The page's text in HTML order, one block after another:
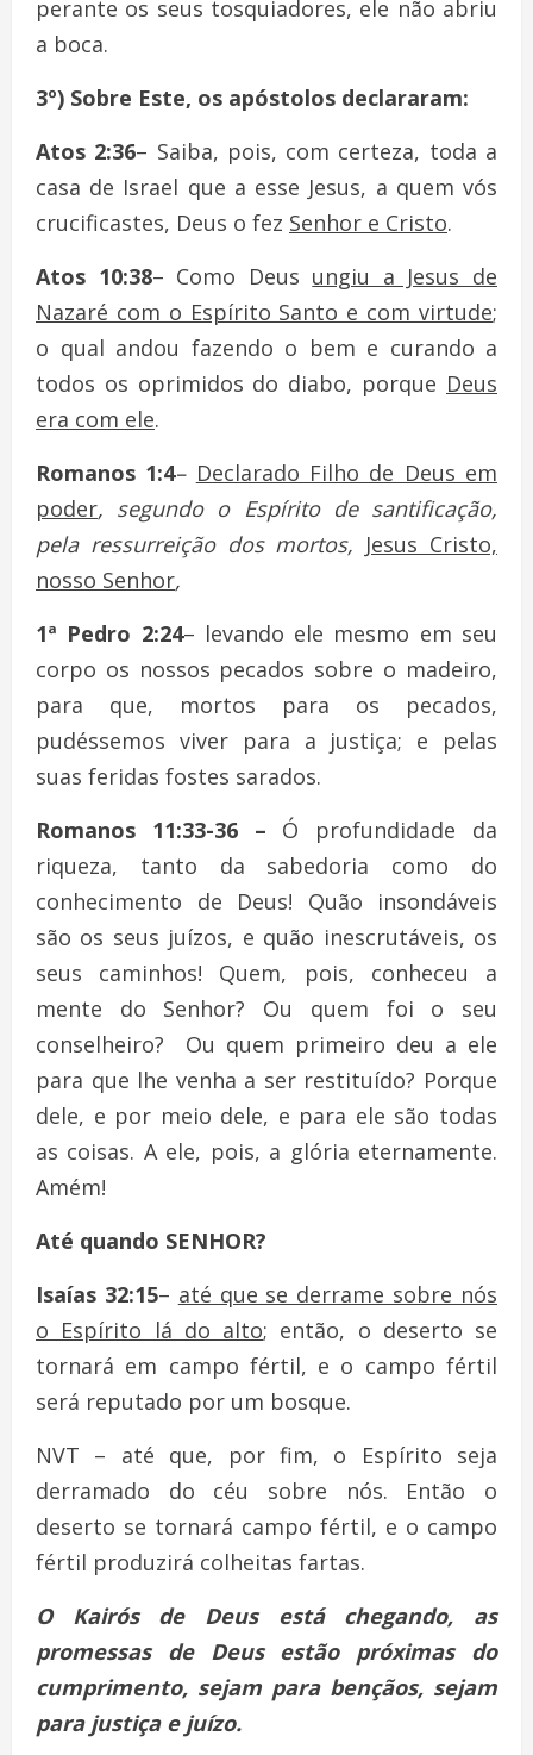
perante os seus tosquiadores, ele não abriu
a boca.
3º) Sobre Este, os apóstolos declararam:
Atos 2:36– Saiba, pois, com certeza, toda a
casa de Israel que a esse Jesus, a quem vós
crucificastes, Deus o fez Senhor e Cristo.
Atos 10:38– Como Deus ungiu a Jesus de
Nazaré com o Espírito Santo e com virtude;
o qual andou fazendo o bem e curando a
todos os oprimidos do diabo, porque Deus
era com ele.
Romanos 1:4– Declarado Filho de Deus em
poder, segundo o Espírito de santificação,
pela ressurreição dos mortos, Jesus Cristo,
nosso Senhor,
1ª Pedro 2:24– levando ele mesmo em seu
corpo os nossos pecados sobre o madeiro,
para que, mortos para os pecados,
pudéssemos viver para a justiça; e pelas
suas feridas fostes sarados.
Romanos 11:33-36– Ó profundidade da
riqueza, tanto da sabedoria como do
conhecimento de Deus! Quão insondáveis
são os seus juízos, e quão inescrutáveis, os
seus caminhos! Quem, pois, conheceu a
mente do Senhor? Ou quem foi o seu
conselheiro? Ou quem primeiro deu a ele
para que lhe venha a ser restituído? Porque
dele, e por meio dele, e para ele são todas
as coisas. A ele, pois, a glória eternamente.
Amém!
Até quando SENHOR?
Isaías 32:15– até que se derrame sobre nós
o Espírito lá do alto; então, o deserto se
tornará em campo fértil, e o campo fértil
será reputado por um bosque.
NVT – até que, por fim, o Espírito seja
derramado do céu sobre nós. Então o
deserto se tornará campo fértil, e o campo
fértil produzirá colheitas fartas.
O Kairós de Deus está chegando, as
promessas de Deus estão próximas do
cumprimento, sejam para bençãos, sejam
para justiça e juízo.